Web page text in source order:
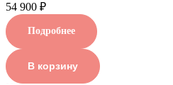
54 900 ₽
Подробнее
В корзину